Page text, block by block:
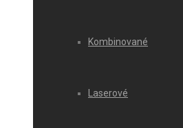
Kombinované
Laserové